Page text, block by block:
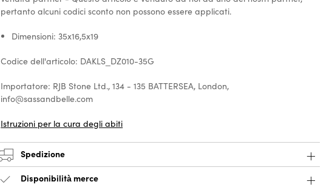
pertanto alcuni codici sconto non possono essere applicati.
Dimensioni: 35x16,5x19
Codice dell'articolo: DAKLS_DZ010-35G
Importatore: RJB Stone Ltd., 134 - 135 BATTERSEA, London,
info@sassandbelle.com
Istruzioni per la cura degli abiti
Spedizione
Disponibilità merce